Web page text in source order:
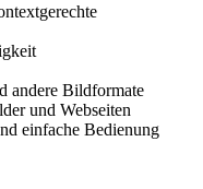
andere Bildformate
und Webseiten
einfache Bedienung